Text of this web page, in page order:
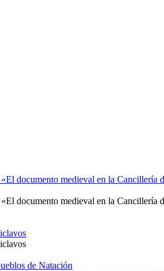
documento medieval en la Cancillería
documento medieval en la Cancillería
de Natación